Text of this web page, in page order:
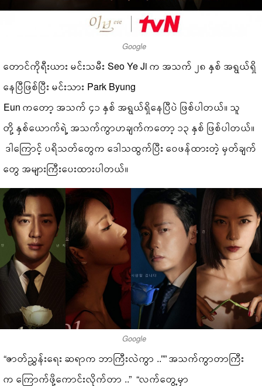
Google
တောင်ကိုရီးယား မင်းသမီး Seo Ye Ji က အသက် ၂၈ နှစ် အရွယ်ရှိ
နေပြီဖြစ်ပြီး မင်းသား Park Byung
Eun ကတော့ အသက် ၄၁ နှစ် အရွယ်ရှိနေပြီပဲ ဖြစ်ပါတယ်။ သူ
တို့ နှစ်ယောက်ရဲ့ အသက်ကွာဟချက်ကတော့ ၁၃ နှစ် ဖြစ်ပါတယ်။
ဒါကြောင့် ပရိသတ်တွေက ဒေါသထွက်ပြီး ဝေဖန်ထားတဲ့ မှတ်ချက်
တွေ အများကြီးပေးထားပါတယ်။
Google
“ဇာတ်ညွှန်းရေး ဆရာက ဘာကြီးလဲကွာ ..”” အသက်ကွာတာကြီး
က ကြောက်ဖို့ကောင်းလိုက်တာ ..” “လက်တွေ့မှာ